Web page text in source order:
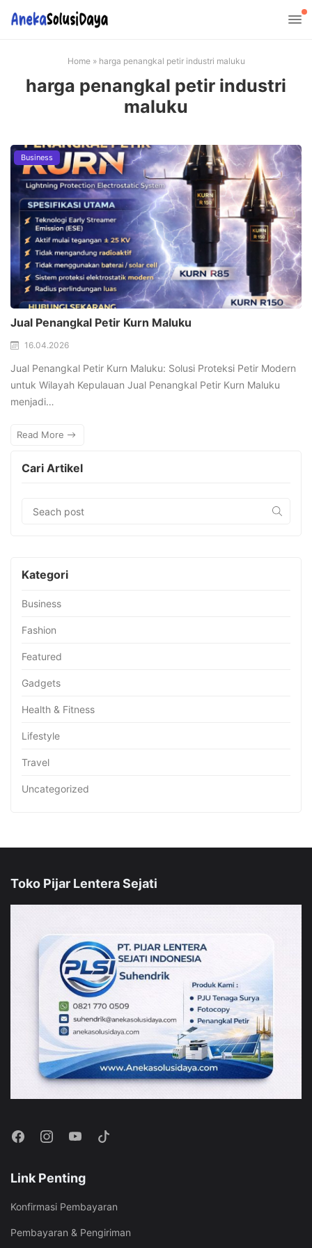
Home» harga penangkal petir industri maluku
harga penangkal petir industri
maluku
Business
Jual Penangkal Petir Kurn Maluku
16.04.2026
Jual Penangkal Petir Kurn Maluku: Solusi Proteksi Petir Modern
untuk Wilayah Kepulauan Jual Penangkal Petir Kurn Maluku
menjadi…
Read More
Cari Artikel
Kategori
Business
Fashion
Featured
Gadgets
Health & Fitness
Lifestyle
Travel
Uncategorized
Toko Pijar Lentera Sejati
Link Penting
Konfirmasi Pembayaran
Pembayaran & Pengiriman